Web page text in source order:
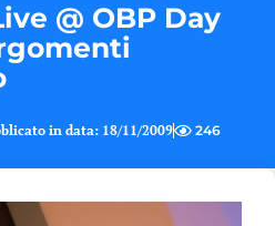
@ OBP Day
in data: 18/11/2009 246